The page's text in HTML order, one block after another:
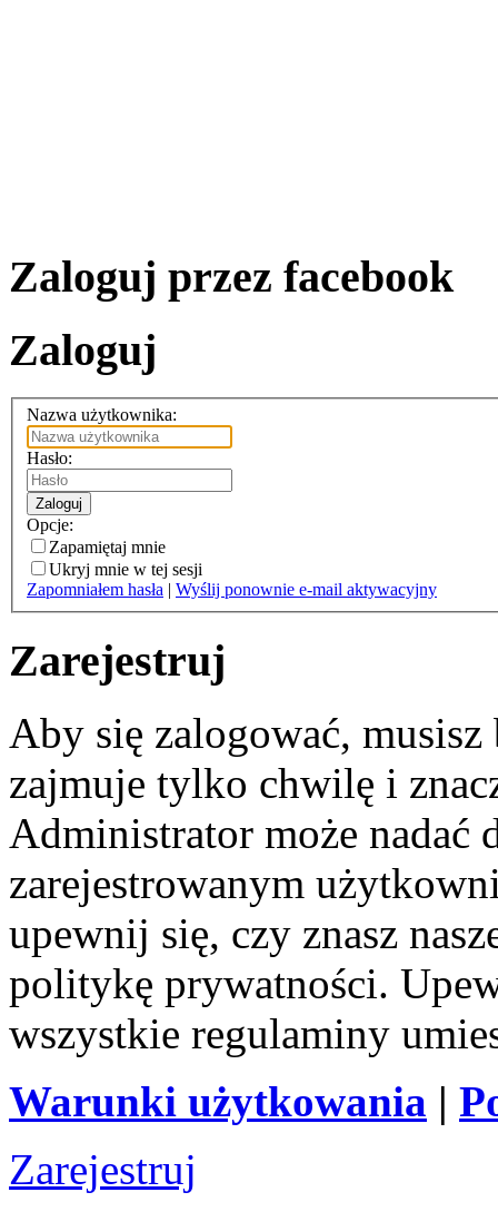
Zaloguj przez facebook
Zaloguj
Nazwa użytkownika:
Hasło:
Zaloguj
Opcje:
Zapamiętaj mnie
Ukryj mnie w tej sesji
Zapomniałem hasła | Wyślij ponownie e-mail aktywacyjny
Zarejestruj
Aby się zalogować,
zajmuje tylko chwilę i
Administrator może nadać
zarejestrowanym
upewnij się, czy znasz
politykę prywatności.
wszystkie regulaminy
Warunki użytkowania |
Zarejestruj